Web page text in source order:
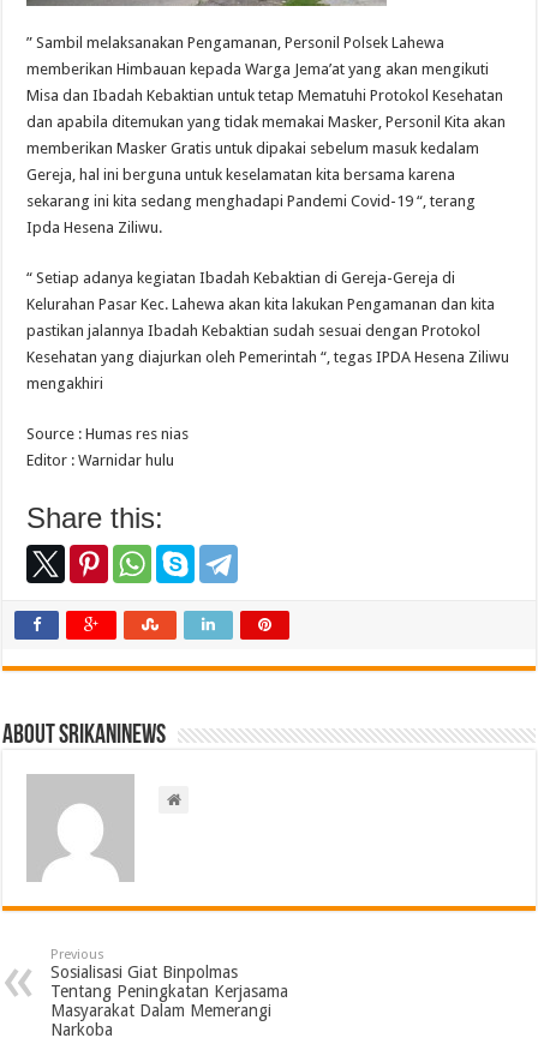
” Sambil melaksanakan Pengamanan, Personil Polsek Lahewa
memberikan Himbauan kepada Warga Jema’at yang akan mengikuti
Misa dan Ibadah Kebaktian untuk tetap Mematuhi Protokol Kesehatan
dan apabila ditemukan yang tidak memakai Masker, Personil Kita akan
memberikan Masker Gratis untuk dipakai sebelum masuk kedalam
Gereja, hal ini berguna untuk keselamatan kita bersama karena
sekarang ini kita sedang menghadapi Pandemi Covid-19 “, terang
Ipda Hesena Ziliwu.
“ Setiap adanya kegiatan Ibadah Kebaktian di Gereja-Gereja di
Kelurahan Pasar Kec. Lahewa akan kita lakukan Pengamanan dan kita
pastikan jalannya Ibadah Kebaktian sudah sesuai dengan Protokol
Kesehatan yang diajurkan oleh Pemerintah “, tegas IPDA Hesena Ziliwu
mengakhiri
Source : Humas res nias
Editor : Warnidar hulu
Share this:
About srikaninews
Previous
Sosialisasi Giat Binpolmas
Tentang Peningkatan Kerjasama
Masyarakat Dalam Memerangi
Narkoba